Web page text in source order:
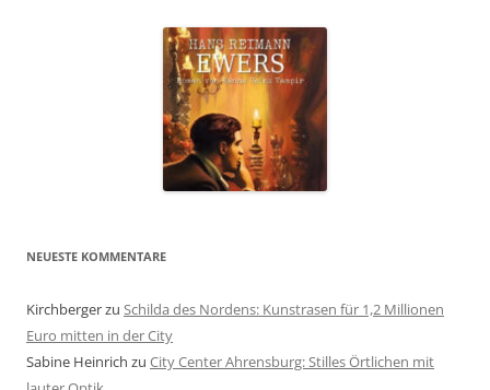
NEUESTE KOMMENTARE
Kirchbergerzu Schilda des Nordens: Kunstrasen für 1,2 Millionen
Euro mitten in der City
Sabine Heinrich zu City Center Ahrensburg: Stilles Örtlichen mit